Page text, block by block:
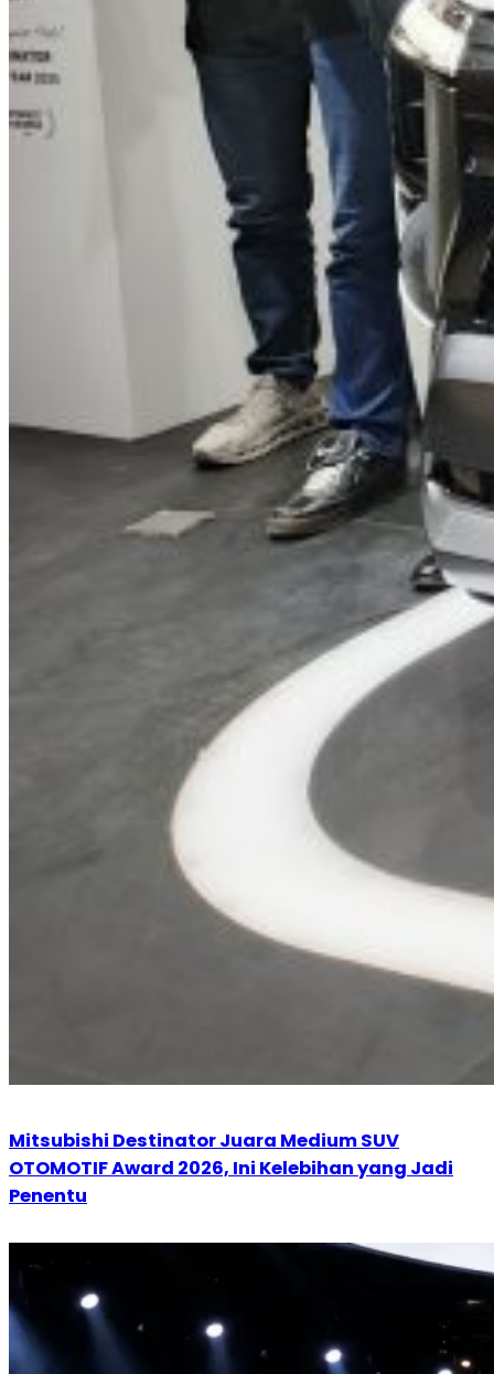
Mitsubishi Destinator Juara Medium SUV
OTOMOTIF Award 2026, Ini Kelebihan yang Jadi
Penentu